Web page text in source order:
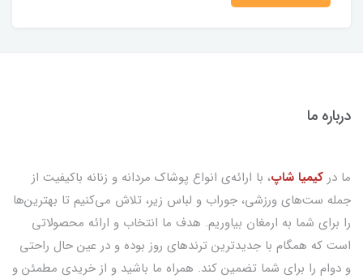
درباره ما
ما در کیمیا شاپ، با ارائه‌ی انواع پوشاک مردانه و زنانه باکیفیت از
جمله ست‌های ورزشی، جوراب و لباس زیر، تلاش می‌کنیم تا بهترین‌ها
را برای شما به ارمغان بیاوریم. هدف ما انتخاب و ارائه محصولاتی
است که همگام با جدیدترین ترندهای روز بوده و در عین حال راحتی
و دوام را برای شما تضمین کند. همراه ما باشید و از خریدی مطمئن و